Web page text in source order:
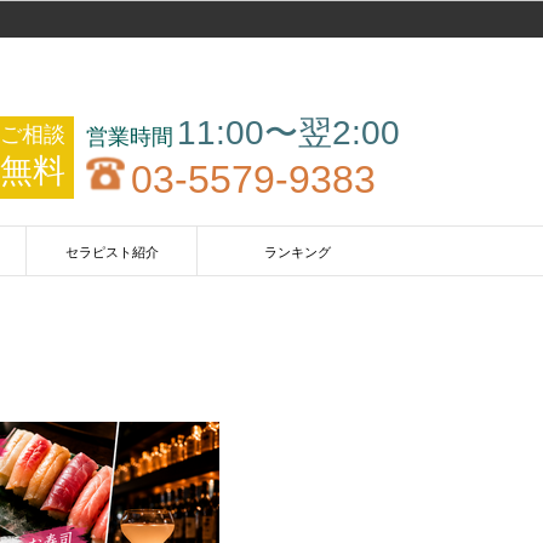
ご相談
無料
11:00〜翌2:00
03-5579-9383
セラピスト紹介 ランキング